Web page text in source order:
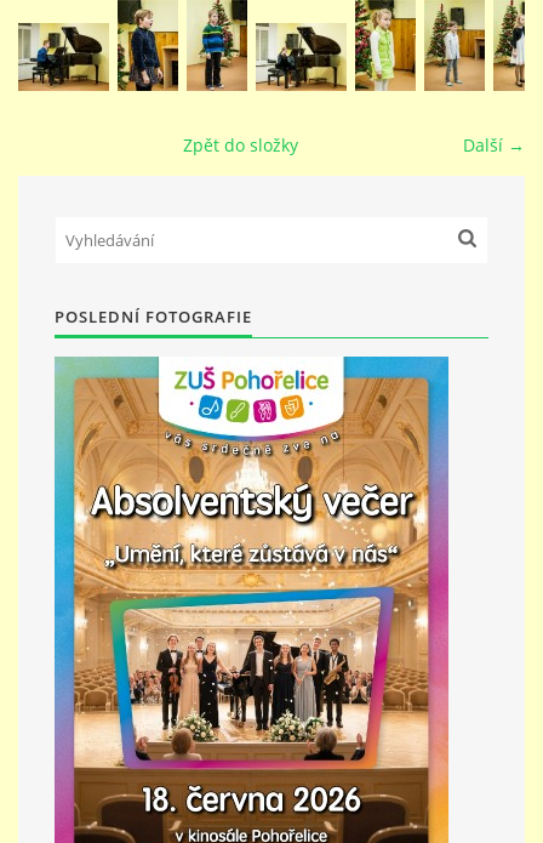
PEDAGOGICKÝ SBOR
PŘÍMĚSTSKÝ TÁBOR
MISS VÝTVARNÝ MODEL
ZAMĚSTNÁNÍ
DOTACE
GDPR
ZUŠ Pohořelice
Školní 462
Pohořelice
Další →
Zpět do složky
POSLEDNÍ FOTOGRAFIE